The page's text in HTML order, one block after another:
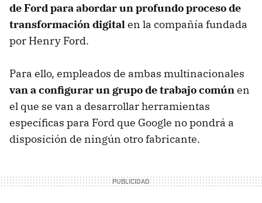
de Ford para abordar un profundo proceso de
transformación digitalen la compañía fundada
por Henry Ford.
Para ello, empleados de ambas multinacionales
van a configurar un grupo de trabajo comúnen
el que se van a desarrollar herramientas
específicas para Ford que Google no pondrá a
disposición de ningún otro fabricante.